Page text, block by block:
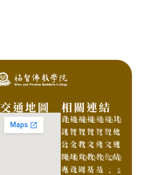
交通地圖 相關連結
資
訊
公
開
專
h
t
t
p
s
福
智
全
球
資
h
t
t
p
s
福
智
教
育
園
h
t
t
p
:
福
智
文
教
基
h
t
t
p
:
福
智
佛
教
基
h
t
t
p
s
福
智
文
化
h
t
t
p
:
其
他
連
結
h
t
t
p
s